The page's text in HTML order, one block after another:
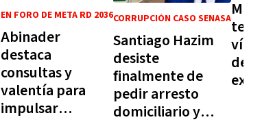
EN FORO DE META RD 2036
Abinader
destaca
consultas y
valentía para
impulsar
CORRUPCIÓN CASO SENASA
Santiago Hazim
desiste
finalmente de
pedir arresto
domiciliario y
de la